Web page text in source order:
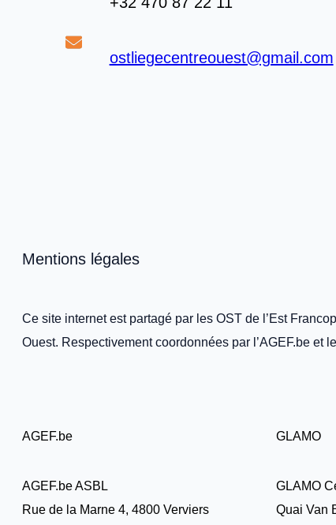
ostliegecentreouest@gmail.com
Mentions légales
Ce site internet est partagé par les OST de l’Est
Ouest. Respectivement coordonnées par l’AGEF.be et
AGEF.be
AGEF.be ASBL
Rue de la Marne 4, 4800 Verviers
GLAMO
GLAMO
Quai Van